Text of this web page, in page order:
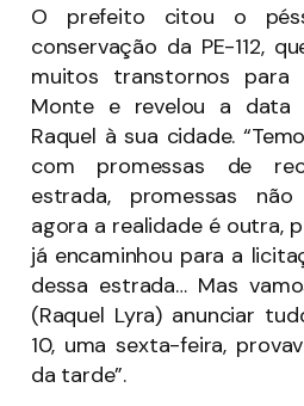
O prefeito citou o
conservação da PE-112,
muitos transtornos para
Monte e revelou a
Raquel à sua cidade.
com promessas de
estrada, promessas
agora a realidade é outra,
já encaminhou para a
dessa estrada… Mas
(Raquel Lyra) anunciar
10, uma sexta-feira,
da tarde”.